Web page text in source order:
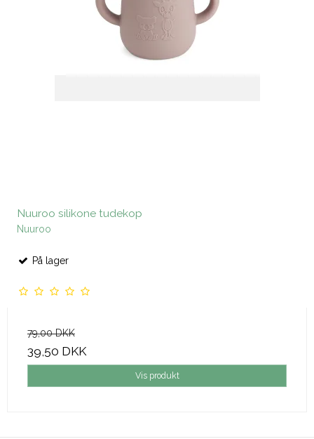
Nuuroo silikone tudekop
Nuuroo
På lager
79,00 DKK
39,50 DKK
Vis produkt